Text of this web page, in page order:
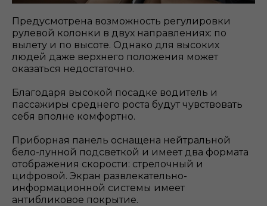
Предусмотрена возможность регулировки
рулевой колонки в двух направлениях: по
вылету и по высоте. Однако для высоких
людей даже верхнего положения может
оказаться недостаточно.
Благодаря высокой посадке водитель и
пассажиры среднего роста будут чувствовать
себя вполне комфортно.
Приборная панель оснащена нейтральной
бело-лунной подсветкой и имеет два формата
отображения скорости: стрелочный и
цифровой. Экран развлекательно-
информационной системы имеет
антибликовое покрытие.